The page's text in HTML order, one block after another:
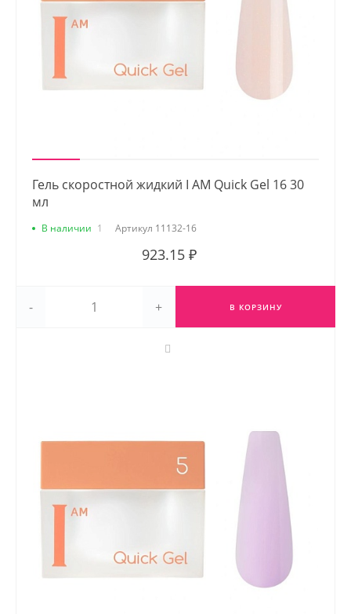
Гель скоростной жидкий I AM Quick Gel 16 30
мл
В наличии 1 Артикул 11132-16
923.15 ₽
- + В КОРЗИНУ